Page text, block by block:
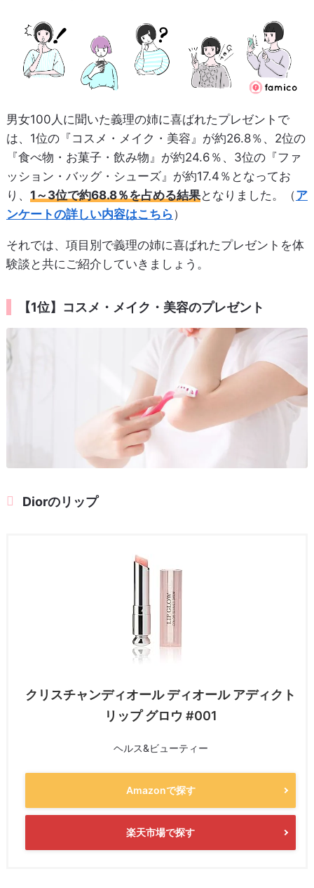
男女100人に聞いた義理の姉に喜ばれたプレゼントで
は、1位の『コスメ・メイク・美容』が約26.8％、2位の
『食べ物・お菓子・飲み物』が約24.6％、3位の『ファ
ッション・バッグ・シューズ』が約17.4％となってお
り、 1～3位で約68.8％を占める結果となりました。（ア
ンケートの詳しい内容はこちら ）
それでは、項目別で義理の姉に喜ばれたプレゼントを体
験談と共にご紹介していきましょう。
【1位】コスメ・メイク・美容のプレゼント
Diorのリップ
クリスチャンディオール ディオール アディクト
リップ グロウ #001
ヘルス&ビューティー
Amazonで探す
楽天市場で探す